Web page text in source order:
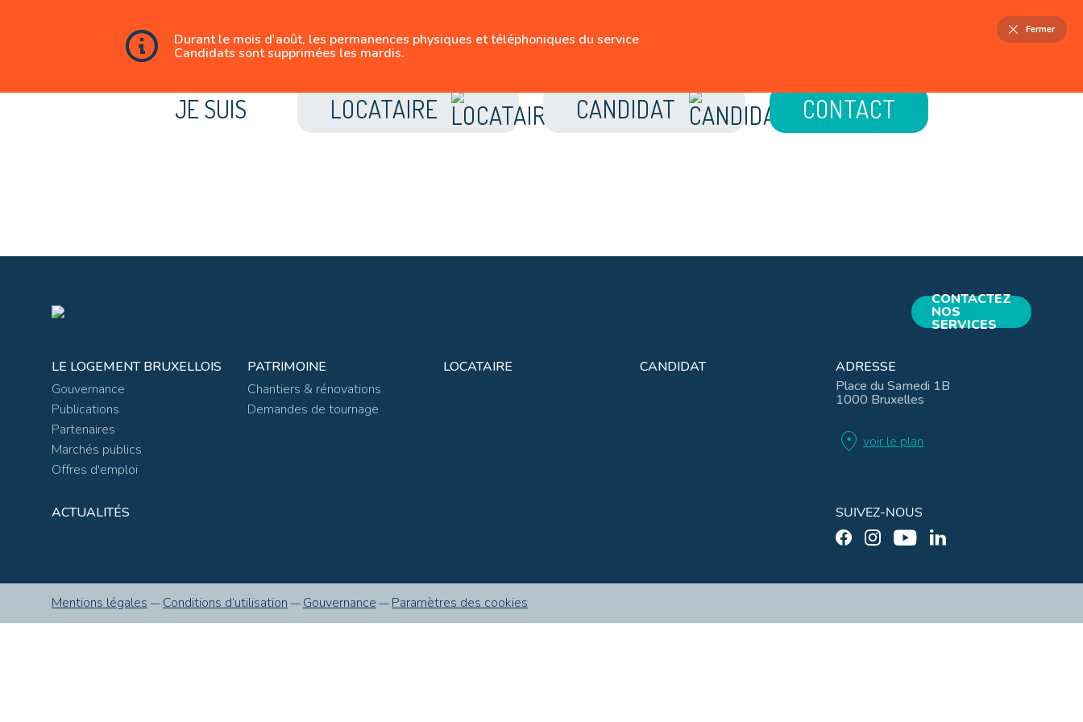
Durant le mois d'août, les permanences physiques et téléphoniques du service
Candidats sont supprimées les mardis.
Fermer
JE SUIS LOCATAIRE CANDIDAT CONTACT
CONTACTEZ
NOS
SERVICES
LE LOGEMENT BRUXELLOIS
Gouvernance
Publications
Partenaires
Marchés publics
Offres d'emploi
PATRIMOINE
Chantiers & rénovations
Demandes de tournage
LOCATAIRE CANDIDAT
ADRESSE
Place du Samedi 1B
1000 Bruxelles
location_on voir le plan
SUIVEZ-NOUS
ACTUALITÉS
Mentions légales Conditions d’utilisation Gouvernance Paramètres des cookies